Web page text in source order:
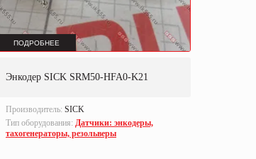
ПОДРОБНЕЕ
Энкодер SICK SRM50-HFA0-K21
Производитель: SICK
Тип оборудования: Датчики: энкодеры,
тахогенераторы, резольверы